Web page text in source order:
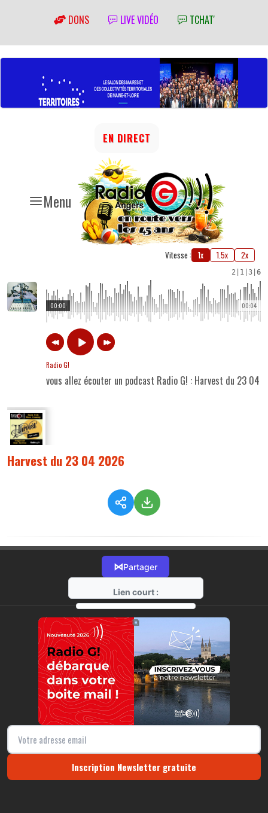
DONS LIVE VIDÉO TCHAT'
Menu
EN DIRECT
Vitesse : 1x 1.5x 2x
2 1 3 6
00:04
00:00
Radio G!
vous allez écouter un podcast Radio G! : Harvest du 23 04
Harvest du 23 04 2026
⋈Partager
Lien court :
https://radio-g.fr?21798
⧉
Inscription Newsletter gratuite